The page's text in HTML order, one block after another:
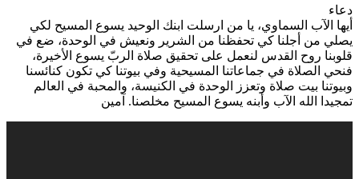
دعاء
أيها الآب السماوي، يا من ارسلت ابنك الوحيد يسوع المسيح لكي
يصلي من أجلنا كي تحفظنا من الشرير ونعيش في الوحدة، ضع في
قلوبنا روح القدس لنعمل على تحقيق صلاة الربّ يسوع الأخيرة،
فنحي الصلاة في جماعاتنا المسيحية وفي بيوتنا كي تكون كنائسنا
وبيوتنا بيت صلاة وتعزز الوحدة في الكنيسة، والمحبة في العالم
تمجيدا الله الآب وأبنه يسوع المسيح مخلصنا. آمين